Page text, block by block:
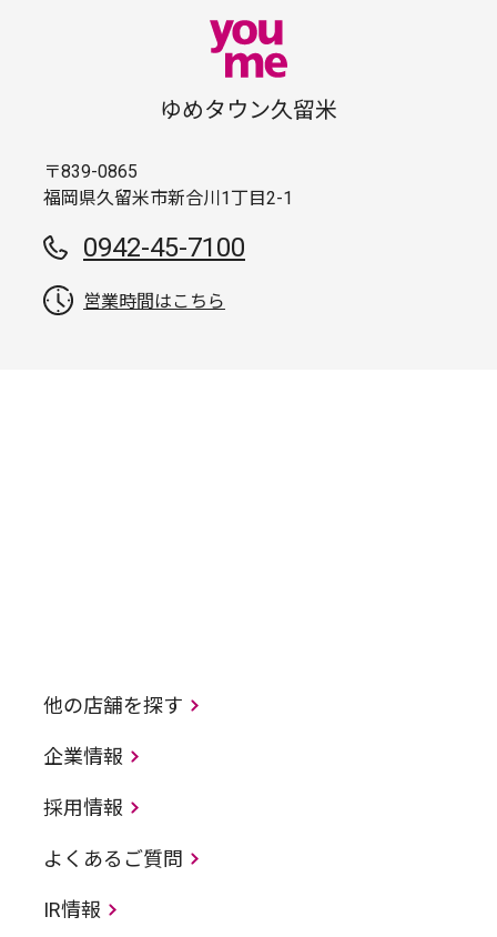
ゆめタウン久留米
〒839-0865
福岡県久留米市新合川1丁目2-1
0942-45-7100
営業時間はこちら
他の店舗を探す
企業情報
採用情報
よくあるご質問
IR情報